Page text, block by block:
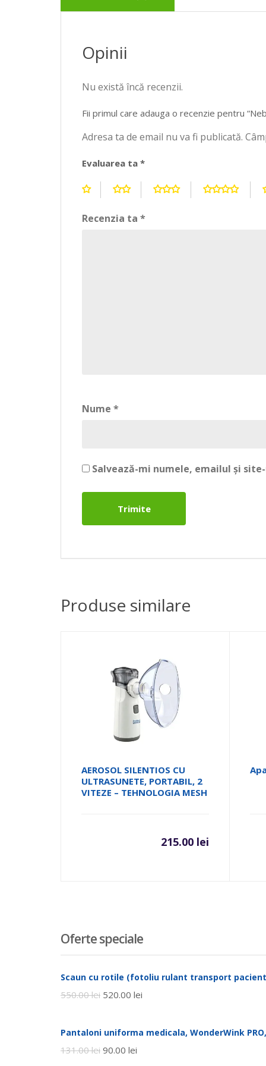
Opinii
Nu există încă recenzii.
Fii primul care adauga o recenzie pentru
Adresa ta de email nu va fi publicată.
Evaluarea ta *
Recenzia ta *
Nume *
Salvează-mi numele, emailul și
Produse similare
AEROSOL SILENTIOS CU
ULTRASUNETE, PORTABIL, 2
VITEZE – TEHNOLOGIA MESH
215.00 lei
Oferte speciale
Scaun cu rotile (fotoliu rulant transport
550.00lei 520.00 lei
Pantaloni uniforma medicala, WonderWink PRO,
131.00lei 90.00 lei